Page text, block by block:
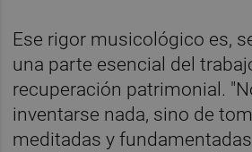
Ese rigor musicológico es,
una parte esencial del
recuperación patrimonial.
inventarse nada, sino de
meditadas y